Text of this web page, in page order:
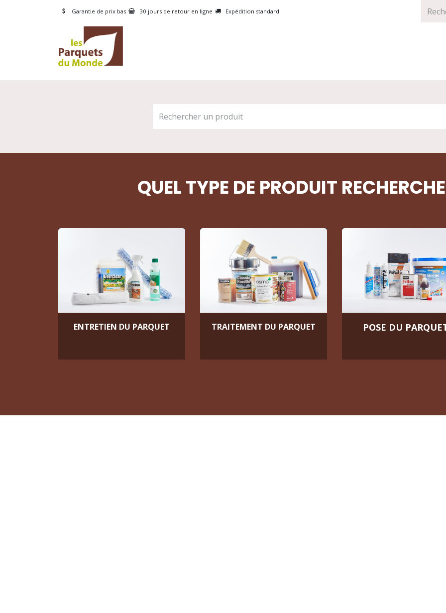
Se rendre au contenu
Garantie de prix bas 30 jours de retour en ligne Expédition standard
QUEL TYPE DE PRODUIT
ENTRETIEN DU PARQUET TRAITEMENT DU PARQUET POSE DU